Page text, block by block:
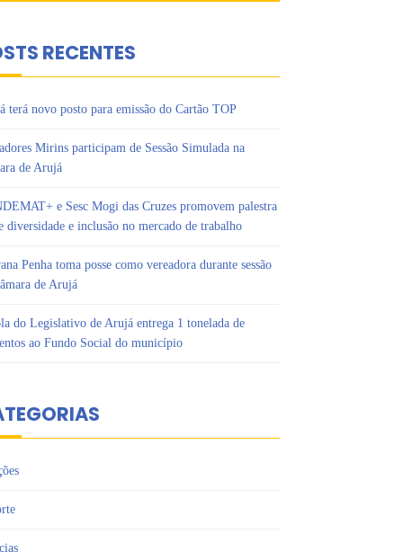
RECENTES
terá novo posto para emissão do Cartão TOP
Mirins participam de Sessão Simulada na
de Arujá
e Sesc Mogi das Cruzes promovem palestra
diversidade e inclusão no mercado de trabalho
Penha toma posse como vereadora durante sessão
de Arujá
do Legislativo de Arujá entrega 1 tonelada de
ao Fundo Social do município